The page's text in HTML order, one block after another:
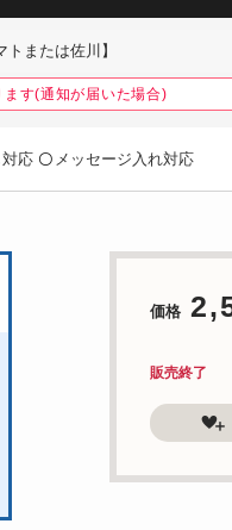
または佐川】
す(通知が届いた場合)
応 〇 メッセージ入れ対応
価格
販売終了